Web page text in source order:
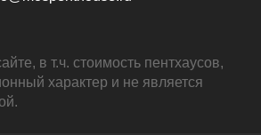
в т.ч. стоимость пентхаусов,
характер и не является